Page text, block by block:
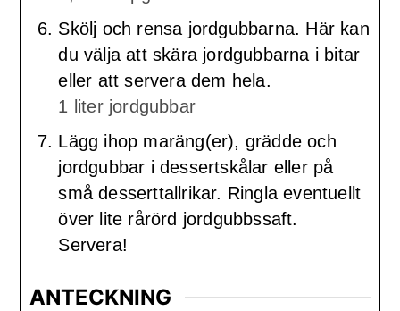
Skölj och rensa jordgubbarna. Här kan
du välja att skära jordgubbarna i bitar
eller att servera dem hela.
1 liter jordgubbar
Lägg ihop maräng(er), grädde och
jordgubbar i dessertskålar eller på
små desserttallrikar. Ringla eventuellt
över lite rårörd jordgubbssaft.
Servera!
ANTECKNING